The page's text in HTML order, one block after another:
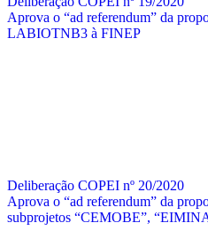
Aprova o “ad referendum” da
LABIOTNB3 à FINEP
Deliberação COPEI nº 20/2020
Aprova o “ad referendum” da
subprojetos “CEMOBE”,